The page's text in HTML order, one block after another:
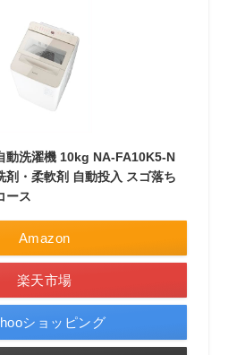
動洗濯機 10kg NA-FA10K5-N
剤・柔軟剤 自動投入 スゴ落ち
ース
Amazon
楽天市場
ショッピング